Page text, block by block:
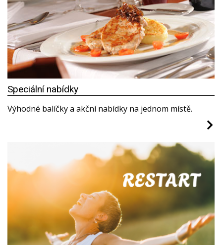
Speciální nabídky
Výhodné balíčky a akční nabídky na jednom místě.